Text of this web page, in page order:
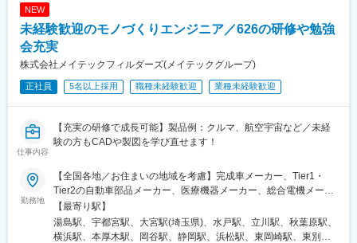
NEW
未経験歓迎のモノづくりエンジニア／626の研修や勉強
会充実
株式会社メイテックフィルダーズ(メイテックグループ)
正社員 5名以上採用 職種未経験歓迎 業種未経験歓迎
仕事内容
【充実の研修で成長可能】製品例：クルマ、航空宇宙など／未経
験の方もCADや製図を学び直せます！
勤務地
【全国各地／お住まいの地域を考慮】完成車メーカー、Tier1・
Tier2の自動車部品メーカー、医療機器メーカー、総合電機メーカ
ー、半導体製造装置メーカーなど当社取引先の拠点（東北・関
東・中部・東海・関西・九州を中心に全国各地）※派遣先企業にて
就業（事業所・拠点については下記「勤務地一覧」を参照くださ
【最寄り駅】
湯島駅、宇都宮駅、大宮駅(埼玉県)、水戸駅、立川駅、秋葉原駅、
横浜駅、本厚木駅、岡谷駅、静岡駅、浜松駅、東岡崎駅、東別院